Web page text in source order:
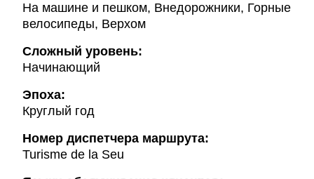
На машине и пешком, Внедорожники, Горные
велосипеды, Верхом
Сложный уровень:
Начинающий
Эпоха:
Круглый год
Hомер диспетчера маршрута:
Turisme de la Seu